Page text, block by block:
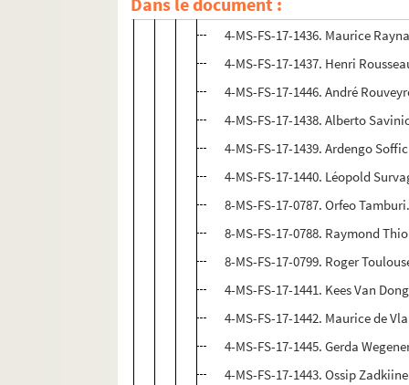
8-MS-FS-17-0793. Jacques
4-MS-FS-17-1436. Maurice
4-MS-FS-17-1437. Henri
4-MS-FS-17-1446. André
4-MS-FS-17-1438. Alberto
4-MS-FS-17-1439. Ardengo
4-MS-FS-17-1440. Léopold
8-MS-FS-17-0787. Orfeo
8-MS-FS-17-0788. Raymond
8-MS-FS-17-0799. Roger
4-MS-FS-17-1441. Kees Van
4-MS-FS-17-1442. Maurice de
4-MS-FS-17-1445. Gerda
4-MS-FS-17-1443. Ossip